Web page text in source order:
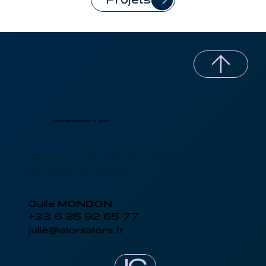
Alors alors, parlons de vous ?
Julie MONDON
+33 6 35 92 65 77
julie@alorsalors.fr